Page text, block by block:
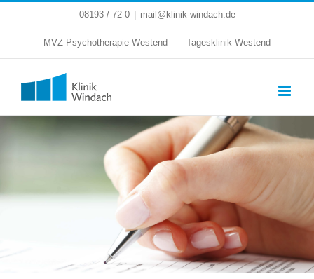
Zum
08193 / 72 0 mail@klinik-windach.de
MVZ Psychotherapie Westend Tagesklinik Westend